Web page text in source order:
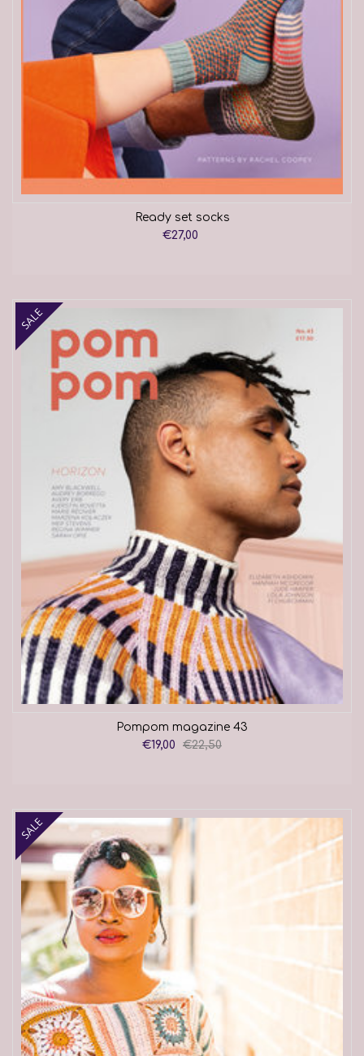
Ready set socks
€27,00
SALE
Pompom magazine 43
€19,00
€22,50
SALE